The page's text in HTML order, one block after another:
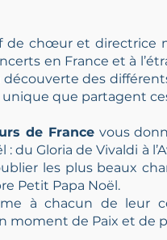
de chœur et directrice
en France et à
découverte des
unique que partagent
de Francevous
du Gloria de Vivaldi à
les plus beaux
Petit Papa Noël.
à chacun de leur
moment de Paix et de